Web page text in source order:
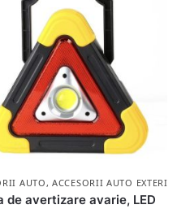
AUTO ,ACCESORII AUTO EXTERIOR
de avertizare avarie, LED